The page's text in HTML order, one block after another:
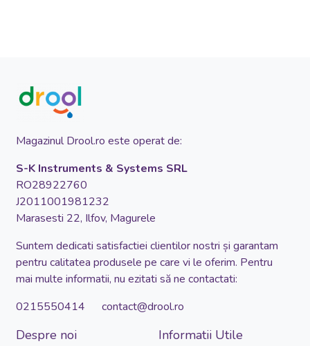
Magazinul Drool.ro este operat de:
S-K Instruments & Systems SRL
RO28922760
J2011001981232
Marasesti 22, Ilfov, Magurele
Suntem dedicati satisfactiei clientilor nostri și garantam
pentru calitatea produsele pe care vi le oferim. Pentru
mai multe informatii, nu ezitati să ne contactati:
0215550414 contact@drool.ro
Despre noi Informatii Utile